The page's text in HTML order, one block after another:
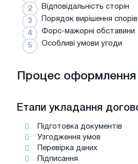
Відповідальність сторін
Порядок вирішення спорів
Форс-мажорні обставини
Особливі умови угоди
Процес оформлення
Етапи укладання
Підготовка документів
Узгодження умов
Перевірка даних
Підписання